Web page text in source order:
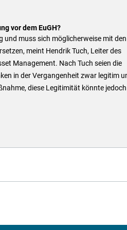
vor dem EuGH?
und muss sich möglicherweise mit den
meint Hendrik Tuch, Leiter des
Management. Nach Tuch seien die
in der Vergangenheit zwar legitim
diese Legitimität könnte